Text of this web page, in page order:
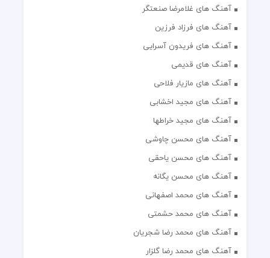
آهنگ های غلامرضا صنعتگر
آهنگ های فرزاد فرزین
آهنگ های فریدون آسرایی
آهنگ های قدیمی
آهنگ های مازیار فلاحی
آهنگ های مجید اخشابی
آهنگ های مجید خراطها
آهنگ های محسن چاوشی
آهنگ های محسن یاحقی
آهنگ های محسن یگانه
آهنگ های محمد اصفهانی
آهنگ های محمد حشمتی
آهنگ های محمد رضا شجریان
آهنگ های محمد رضا گلزار